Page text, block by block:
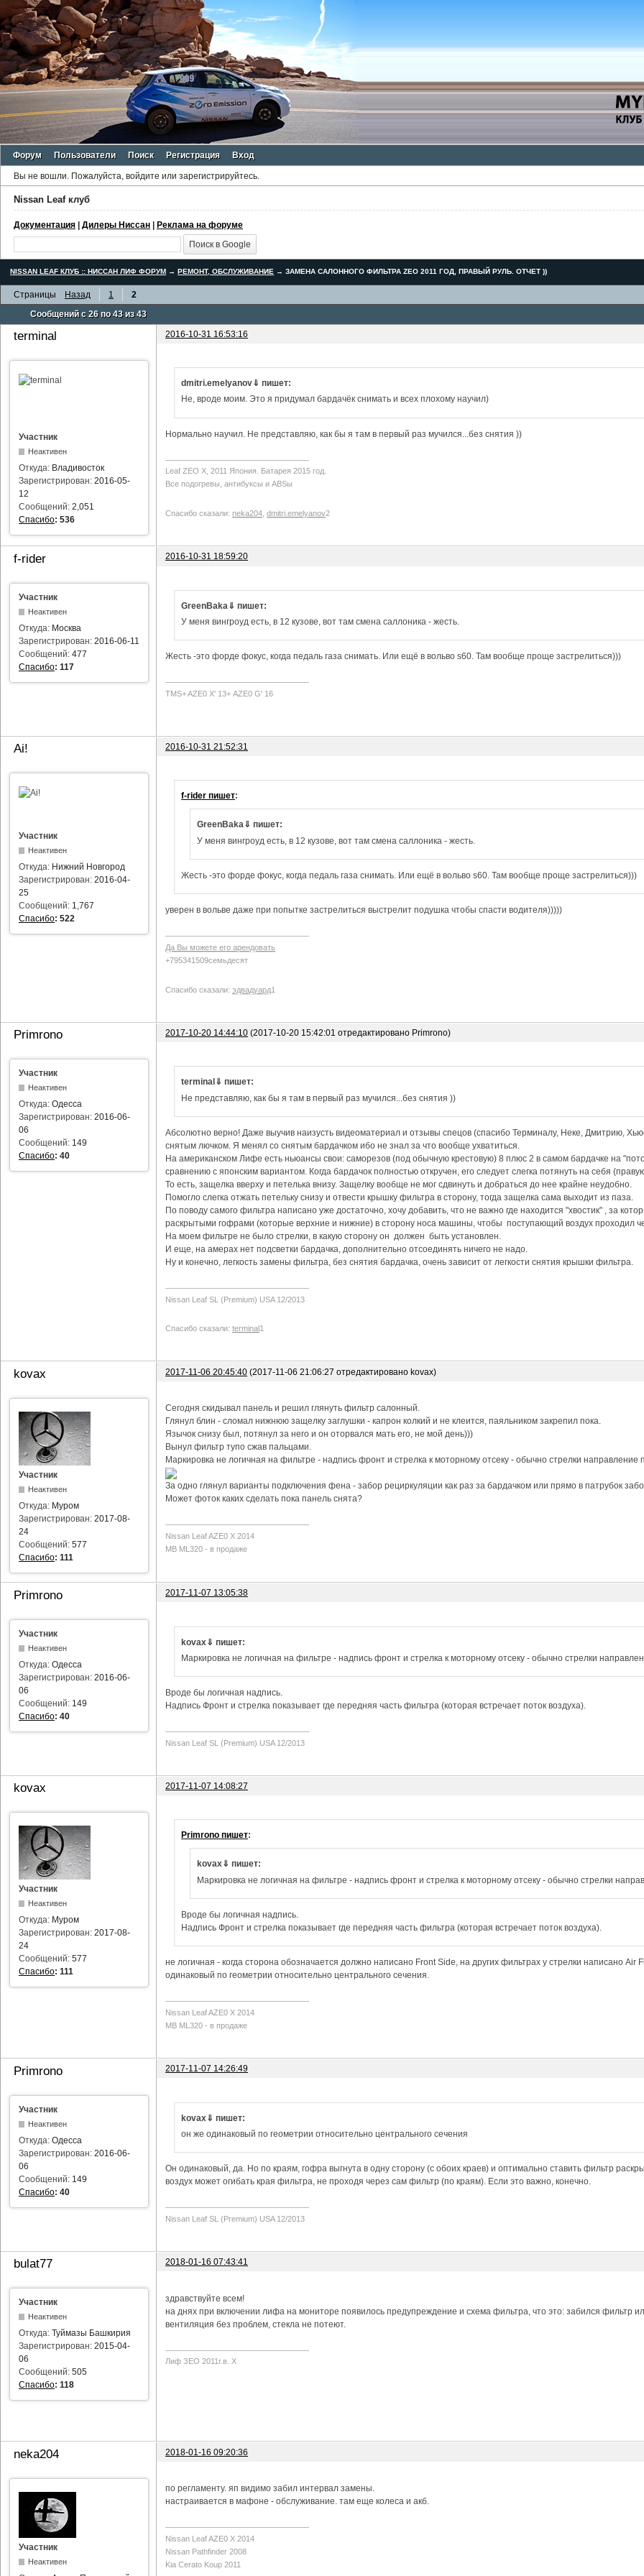
Форум Пользователи Поиск Регистрация Вход
Вы не вошли. Пожалуйста, войдите или зарегистрируйтесь.
Nissan Leaf клуб
Документация | Дилеры Ниссан | Реклама на форуме
NISSAN LEAF КЛУБ :: НИССАН ЛИФ ФОРУМ → РЕМОНТ, ОБСЛУЖИВАНИЕ →ЗАМЕНА САЛОННОГО ФИЛЬТРА ZEO 2011 ГОД, ПРАВЫЙ РУЛЬ. ОТЧЕТ ))
Страницы Назад 1
2
Сообщений с 26 по 43 из 43
terminal 2016-10-31 16:53:16
Участник
Неактивен
Откуда: Владивосток
Зарегистрирован: 2016-05-
12
Сообщений: 2,051
Спасибо: 536
dmitri.emelyanov⇓ пишет:
Не, вроде моим. Это я придумал бардачёк снимать и всех плохому научил)
Нормально научил. Не представляю, как бы я там в первый раз мучился...без снятия ))
Leaf ZEO Х, 2011 Япония. Батарея 2015 год.
Все подогревы, антибуксы и ABSы
Спасибо сказали: neka204 dmitri.emelyanov2
f-rider 2016-10-31 18:59:20
Участник
Неактивен
Откуда: Москва
Зарегистрирован: 2016-06-11
Сообщений: 477
Спасибо: 117
GreenBaka⇓ пишет:
У меня вингроуд есть, в 12 кузове, вот там смена саллоника - жесть.
Жесть -это форде фокус, когда педаль газа снимать. Или ещё в вольво s60. Там вообще проще застрелиться)))
TMS+ AZE0 Х' 13+ AZE0 G' 16
Ai! 2016-10-31 21:52:31
Участник
Неактивен
Откуда: Нижний Новгород
Зарегистрирован: 2016-04-
25
Сообщений: 1,767
Спасибо: 522
f-rider пишет:
GreenBaka⇓ пишет:
У меня вингроуд есть, в 12 кузове, вот там смена саллоника - жесть.
Жесть -это форде фокус, когда педаль газа снимать. Или ещё в вольво s60. Там вообще проще застрелиться)))
уверен в вольве даже при попытке застрелиться выстрелит подушка чтобы спасти водителя)))))
Да Вы можете его арендовать
+795341509семьдесят
Спасибо сказали: эдвадуард1
Primrono 2017-10-20 14:44:10 (2017-10-20 15:42:01 отредактировано Primrono)
Участник
Неактивен
Откуда: Одесса
Зарегистрирован: 2016-06-
06
Сообщений: 149
Спасибо: 40
terminal⇓ пишет:
Не представляю, как бы я там в первый раз мучился...без снятия ))
Абсолютно верно! Даже выучив наизусть видеоматериал и отзывы спецов (спасибо Терминалу, Неке, Дмитрию,
снятым лючком. Я менял со снятым бардачком ибо не знал за что вообще ухватиться.
На американском Лифе есть ньюансы свои: саморезов (под обычную крестовую) 8 плюс 2 в самом бардачке на
сравнению с японским вариантом. Когда бардачок полностью откручен, его следует слегка потянуть на себя
То есть, защелка вверху и петелька внизу. Защелку вообще не мог сдвинуть и добраться до нее крайне неудобно.
Помогло слегка отжать петельку снизу и отвести крышку фильтра в сторону, тогда защелка сама выходит из паза.
По поводу самого фильтра написано уже достаточно, хочу добавить, что не важно где находится "хвостик" , за
раскрытыми гофрами (которые верхние и нижние) в сторону носа машины, чтобы поступающий воздух проходил
На моем фильтре не было стрелки, в какую сторону он должен быть установлен.
И еще, на амерах нет подсветки бардачка, дополнительно отсоединять ничего не надо.
Ну и конечно, легкость замены фильтра, без снятия бардачка, очень зависит от легкости снятия крышки фильтра.
Nissan Leaf SL (Premium) USA 12/2013
Спасибо сказали: terminal 1
kovax 2017-11-06 20:45:40 (2017-11-06 21:06:27 отредактировано kovax)
Участник
Неактивен
Откуда: Муром
Зарегистрирован: 2017-08-
24
Сообщений: 577
Спасибо: 111
Сегодня скидывал панель и решил глянуть фильтр салонный.
Глянул блин - сломал нижнюю защелку заглушки - капрон колкий и не клеится, паяльником закрепил пока.
Язычок снизу был, потянул за него и он оторвался мать его, не мой день)))
Вынул фильтр тупо сжав пальцами.
Маркировка не логичная на фильтре - надпись фронт и стрелка к моторному отсеку - обычно стрелки направление
За одно глянул варианты подключения фена - забор рециркуляции как раз за бардачком или прямо в патрубок
Может фоток каких сделать пока панель снята?
Nissan Leaf AZE0 X 2014
MB ML320 - в продаже
Primrono 2017-11-07 13:05:38
Участник
Неактивен
Откуда: Одесса
Зарегистрирован: 2016-06-
06
Сообщений: 149
Спасибо: 40
kovax⇓ пишет:
Маркировка не логичная на фильтре - надпись фронт и стрелка к моторному отсеку - обычно стрелки
Вроде бы логичная надпись.
Надпись Фронт и стрелка показывает где передняя часть фильтра (которая встречает поток воздуха).
Nissan Leaf SL (Premium) USA 12/2013
kovax 2017-11-07 14:08:27
Участник
Неактивен
Откуда: Муром
Зарегистрирован: 2017-08-
24
Сообщений: 577
Спасибо: 111
Primrono пишет:
kovax⇓ пишет:
Маркировка не логичная на фильтре - надпись фронт и стрелка к моторному отсеку - обычно стрелки
Вроде бы логичная надпись.
Надпись Фронт и стрелка показывает где передняя часть фильтра (которая встречает поток воздуха).
не логичная - когда сторона обозначается должно написано Front Side, на других фильтрах у стрелки написано
одинаковый по геометрии относительно центрального сечения.
Nissan Leaf AZE0 X 2014
MB ML320 - в продаже
Primrono 2017-11-07 14:26:49
Участник
Неактивен
Откуда: Одесса
Зарегистрирован: 2016-06-
06
Сообщений: 149
Спасибо: 40
kovax⇓ пишет:
он же одинаковый по геометрии относительно центрального сечения
Он одинаковый, да. Но по краям, гофра выгнута в одну сторону (с обоих краев) и оптимально ставить фильтр
воздух может огибать края фильтра, не проходя через сам фильтр (по краям). Если это важно, конечно.
Nissan Leaf SL (Premium) USA 12/2013
bulat77 2018-01-16 07:43:41
Участник
Неактивен
Откуда: Туймазы Башкирия
Зарегистрирован: 2015-04-
06
Сообщений: 505
Спасибо: 118
здравствуйте всем!
на днях при включении лифа на мониторе появилось предупреждение и схема фильтра, что это: забился фильтр
вентиляция без проблем, стекла не потеют.
Лиф ЗЕО 2011г.в. Х
neka204 2018-01-16 09:20:36
Участник
Неактивен
по регламенту. яп видимо забил интервал замены.
настраивается в мафоне - обслуживание. там еще колеса и акб.
Nissan Leaf AZE0 X 2014
Nissan Pathfinder 2008
Kia Cerato Koup 2011